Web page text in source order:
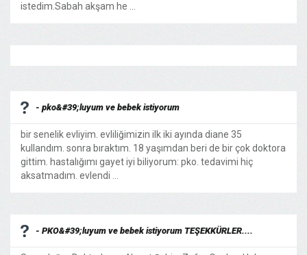
istedim.Sabah akşam he ...
- pko&#39;luyum ve bebek istiyorum
bir senelik evliyim. evliliğimizin ilk iki ayında diane 35
kullandım. sonra bıraktım. 18 yaşımdan beri de bir çok doktora
gittim. hastalığımı gayet iyi biliyorum: pko. tedavimi hiç
aksatmadım. evlendi ...
- PKO&#39;luyum ve bebek istiyorum TEŞEKKÜRLER....